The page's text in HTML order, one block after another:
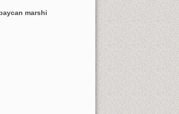
marshi